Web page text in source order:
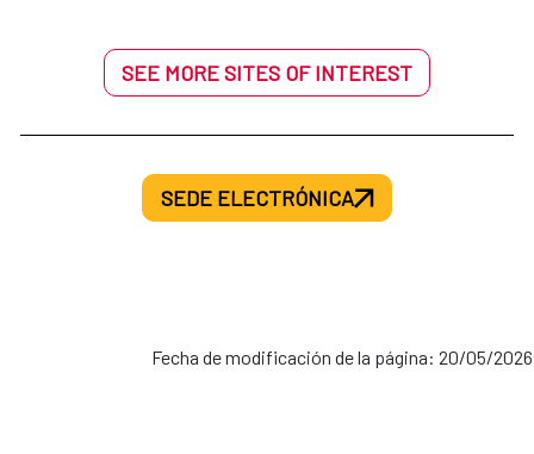
SEE MORE SITES OF INTEREST
SEDE ELECTRÓNICA
Fecha de modificación de la página: 20/05/2026